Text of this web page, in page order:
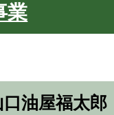
業
口油屋福太